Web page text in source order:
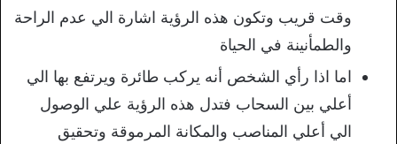
وقت قريب وتكون هذه الرؤية اشارة الي عدم الراحة
والطمأنينة في الحياة
اما اذا رأي الشخص أنه يركب طائرة ويرتفع بها الي
أعلي بين السحاب فتدل هذه الرؤية علي الوصول
الي أعلي المناصب والمكانة المرموقة وتحقيق